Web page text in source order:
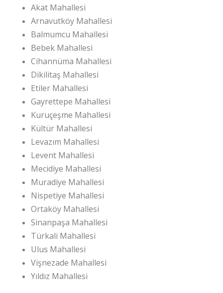
Akat Mahallesi
Arnavutköy Mahallesi
Balmumcu Mahallesi
Bebek Mahallesi
Cihannüma Mahallesi
Dikilitaş Mahallesi
Etiler Mahallesi
Gayrettepe Mahallesi
Kuruçeşme Mahallesi
Kültür Mahallesi
Levazım Mahallesi
Levent Mahallesi
Mecidiye Mahallesi
Muradiye Mahallesi
Nispetiye Mahallesi
Ortaköy Mahallesi
Sinanpaşa Mahallesi
Türkali Mahallesi
Ulus Mahallesi
Vişnezade Mahallesi
Yıldız Mahallesi